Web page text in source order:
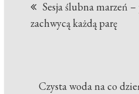
wpisu
Sesja ślubna marzeń
zachwycą każdą parę
Czysta woda na co